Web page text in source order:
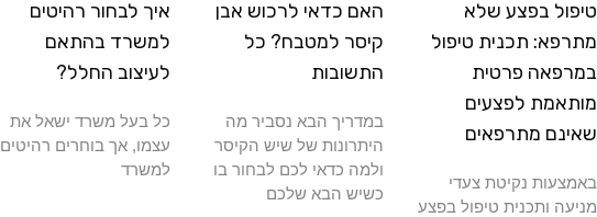
טיפול בפצע שלא
מתרפא: תכנית טיפול
במרפאה פרטית
מותאמת לפצעים
שאינם מתרפאים
באמצעות נקיטת צעדי
מניעה ותכנית טיפול בפצע
האם כדאי לרכוש אבן
קיסר למטבח? כל
התשובות
במדריך הבא נסביר מה
היתרונות של שיש הקיסר
ולמה כדאי לכם לבחור בו
כשיש הבא שלכם
איך לבחור רהיטים
למשרד בהתאם
לעיצוב החלל?
כל בעל משרד ישאל את
עצמו, אך בוחרים רהיטים
למשרד